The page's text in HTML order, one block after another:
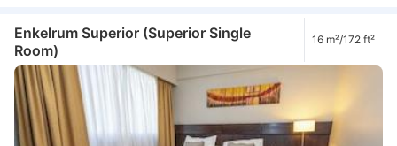
Enkelrum Superior (Superior Single
Room)
16 m²/172 ft²